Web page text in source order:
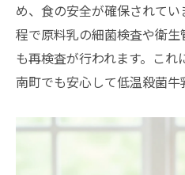
め、食の安全が確保されて
程で原料乳の細菌検査や衛
も再検査が行われます。こ
南町でも安心して低温殺菌牛